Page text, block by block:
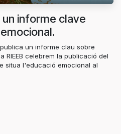
un informe clave
publica un informe clau sobre
RIEEB celebrem la publicació del
situa l'educació emocional al